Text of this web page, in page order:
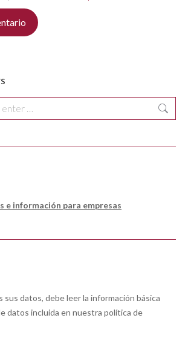
e información para empresas
datos, debe leer la información básica
datos incluida en nuestra política de